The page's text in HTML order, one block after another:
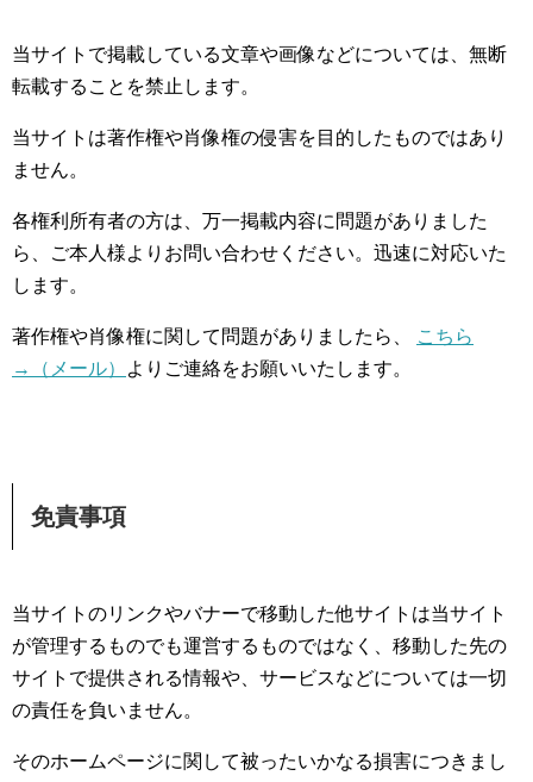
当サイトで掲載している文章や画像などについては、無断
転載することを禁止します。
当サイトは著作権や肖像権の侵害を目的したものではあり
ません。
各権利所有者の方は、万一掲載内容に問題がありました
ら、ご本人様よりお問い合わせください。迅速に対応いた
します。
著作権や肖像権に関して問題がありましたら、
こちら
→（メール）
よりご連絡をお願いいたします。
免責事項
当サイトのリンクやバナーで移動した他サイトは当サイト
が管理するものでも運営するものではなく、移動した先の
サイトで提供される情報や、サービスなどについては一切
の責任を負いません。
そのホームページに関して被ったいかなる損害につきまし